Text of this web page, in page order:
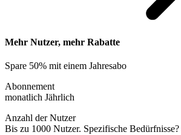
Mehr Nutzer, mehr Rabatte
Spare 50% mit einem Jahresabo
Abonnement
monatlich Jährlich
Anzahl der Nutzer
Bis zu 1000 Nutzer. Spezifische Bedürfnisse?